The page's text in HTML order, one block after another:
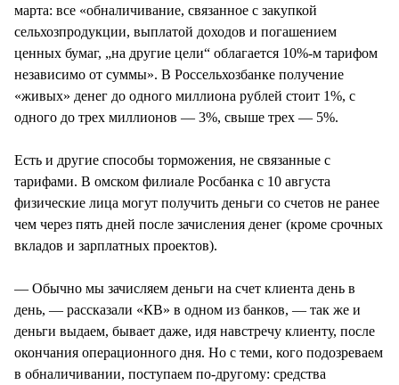
марта: все «обналичивание, связанное с закупкой
сельхозпродукции, выплатой доходов и погашением
ценных бумаг, „на другие цели“ облагается 10%-м тарифом
независимо от суммы». В Россельхозбанке получение
«живых» денег до одного миллиона рублей стоит 1%, с
одного до трех миллионов — 3%, свыше трех — 5%.
Есть и другие способы торможения, не связанные с
тарифами. В омском филиале Росбанка с 10 августа
физические лица могут получить деньги со счетов не ранее
чем через пять дней после зачисления денег (кроме срочных
вкладов и зарплатных проектов).
— Обычно мы зачисляем деньги на счет клиента день в
день, — рассказали «КВ» в одном из банков, — так же и
деньги выдаем, бывает даже, идя навстречу клиенту, после
окончания операционного дня. Но с теми, кого подозреваем
в обналичивании, поступаем по-другому: средства